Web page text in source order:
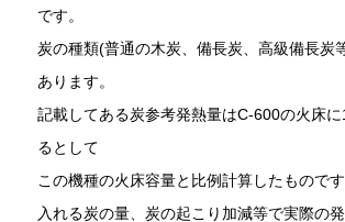
です。
炭の種類(普通の木炭、備長炭、高級備長炭
あります。
記載してある炭参考発熱量はC-600の火床
るとして
この機種の火床容量と比例計算したものです
入れる炭の量、炭の起こり加減等で実際の